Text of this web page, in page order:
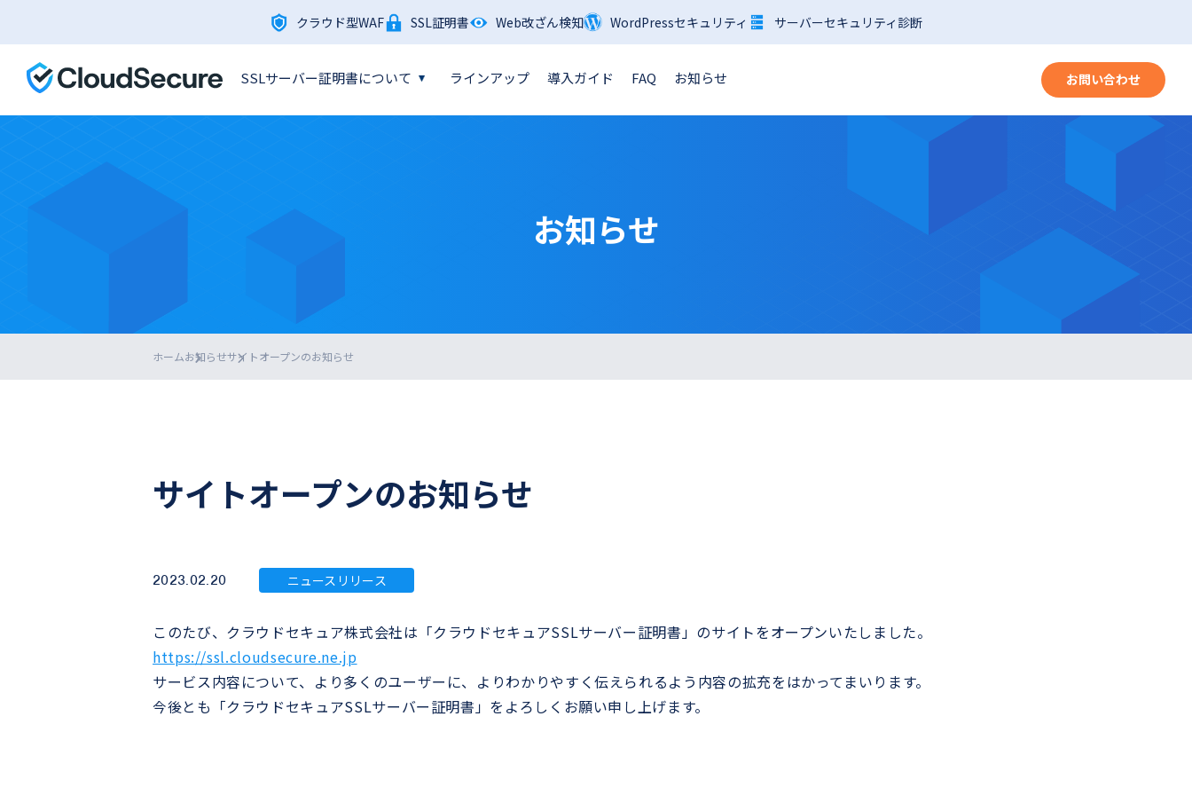
クラウド型WAF SSL証明書 Web改ざん検知 WordPressセキュリティ サーバーセキュリティ診断
SSLサーバー証明書について ラインアップ 導入ガイド FAQ お知らせ お問い合わせ
お知らせ
ホームお知らせサイトオープンのお知らせ
サイトオープンのお知らせ
2023.02.20 ニュースリリース
このたび、クラウドセキュア株式会社は「クラウドセキュアSSLサーバー証明書」のサイトをオープンいたしました。
https://ssl.cloudsecure.ne.jp
サービス内容について、より多くのユーザーに、よりわかりやすく伝えられるよう内容の拡充をはかってまいります。
今後とも「クラウドセキュアSSLサーバー証明書」をよろしくお願い申し上げます。